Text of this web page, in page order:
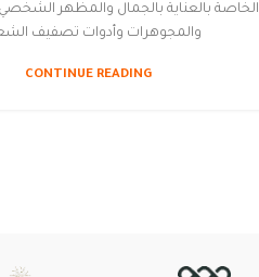
الخاصة بالعناية بالجمال والمظهر
والمجوهرات وأدوات تصفيف
CONTINUE READING